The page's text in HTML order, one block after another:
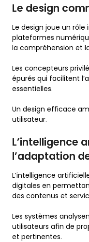
Le design
Le design joue un
plateformes
la compréhension et
Les concepteurs
épurés qui facilitent
essentielles.
Un design efficace
utilisateur.
L’intelligence
l’adaptation
L’intelligence
digitales en
des contenus et
Les systèmes
utilisateurs afin de
et pertinentes.